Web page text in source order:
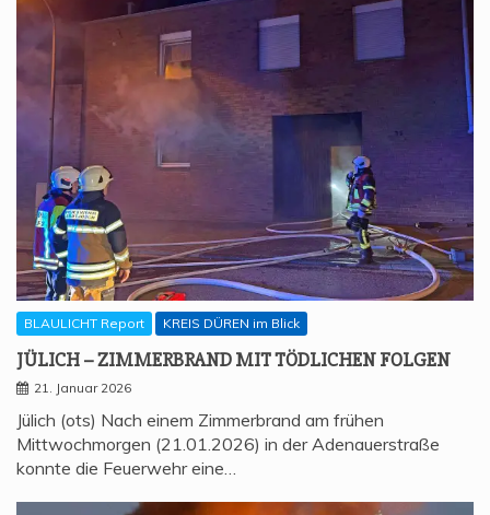
BLAULICHT Report KREIS DÜREN im Blick
JÜLICH – ZIM­MER­BRAND MIT TÖD­LI­CHEN FOLGEN
21. Januar 2026
Jülich (ots) Nach einem Zimmerbrand am frühen
Mittwochmorgen (21.01.2026) in der Adenauerstraße
konnte die Feuerwehr eine…